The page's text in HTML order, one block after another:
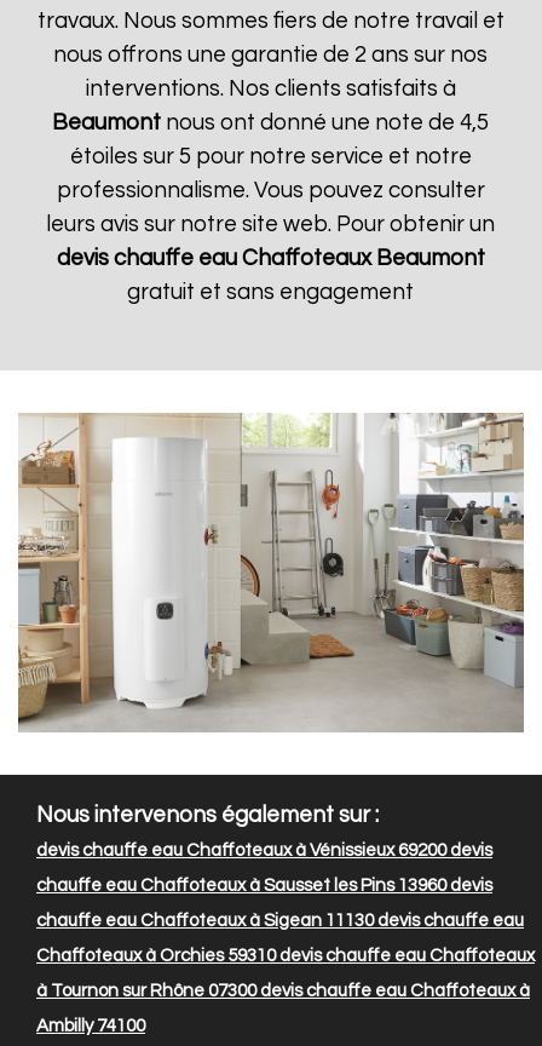
travaux. Nous sommes fiers de notre travail et
nous offrons une garantie de 2 ans sur nos
interventions. Nos clients satisfaits à
Beaumont nous ont donné une note de 4,5
étoiles sur 5 pour notre service et notre
professionnalisme. Vous pouvez consulter
leurs avis sur notre site web. Pour obtenir un
devis chauffe eau Chaffoteaux Beaumont
gratuit et sans engagement
Nous intervenons également sur :
devis chauffe eau Chaffoteaux à Vénissieux 69200devis
chauffe eau Chaffoteaux à Sausset les Pins 13960devis
chauffe eau Chaffoteaux à Sigean 11130devis chauffe eau
Chaffoteaux à Orchies 59310devis chauffe eau Chaffoteaux
à Tournon sur Rhône 07300devis chauffe eau Chaffoteaux à
Ambilly 74100